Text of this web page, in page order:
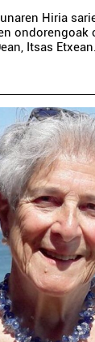
Hiria
ondorengoak
Itsas Etxean.